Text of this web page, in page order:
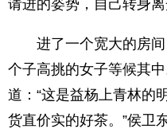
请进的姿势，自己转身离
进了一个宽大的房间
个子高挑的女子等候其
道：“这是益杨上青林的
货直价实的好茶。”侯卫